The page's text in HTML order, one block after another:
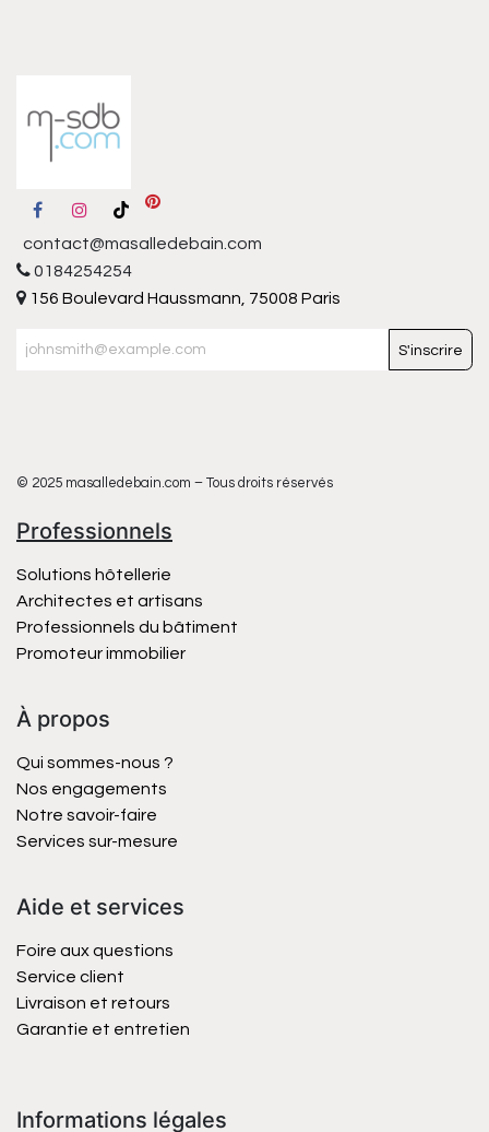
contact@masalledebain.com
0184254254
156 Boulevard Haussmann, 75008 Paris
S'inscrire
© 2025 masalledebain.com – Tous droits réservés
Professionnels
Solutions hôtellerie
Architectes et artisans
Professionnels du bâtiment
Promoteur immobilier
À propos
Qui sommes-nous ?
Nos engagements
Notre savoir-faire
Services sur-mesure
Aide et services
Foire aux questions
Service client
Livraison et retours
Garantie et entretien
Informations légales